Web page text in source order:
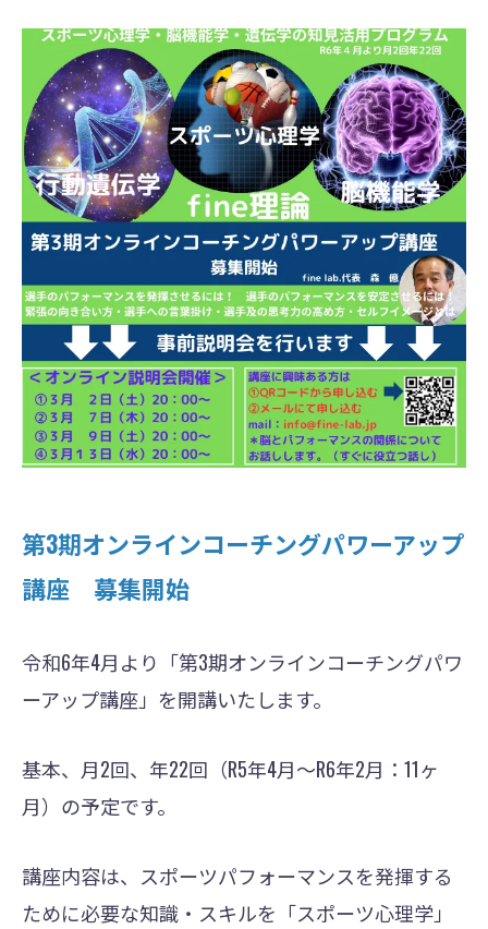
第3期オンラインコーチングパワーアップ
講座 募集開始
令和6年4月より「第3期オンラインコーチングパワ
ーアップ講座」を開講いたします。
基本、月2回、年22回（R5年4月〜R6年2月：11ヶ
月）の予定です。
講座内容は、スポーツパフォーマンスを発揮する
ために必要な知識・スキルを「スポーツ心理学」